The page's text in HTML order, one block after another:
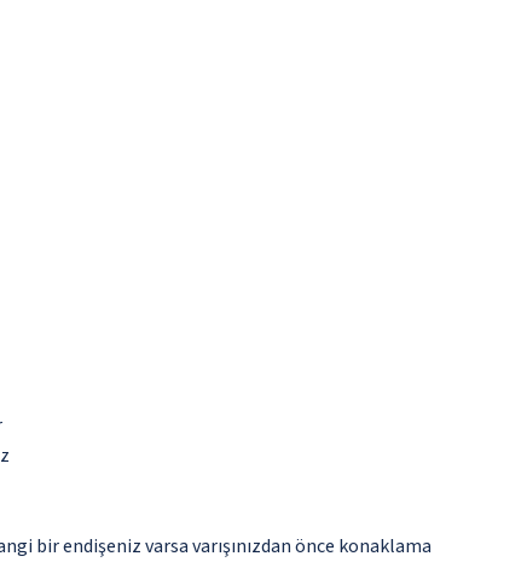
bir endişeniz varsa varışınızdan önce konaklama